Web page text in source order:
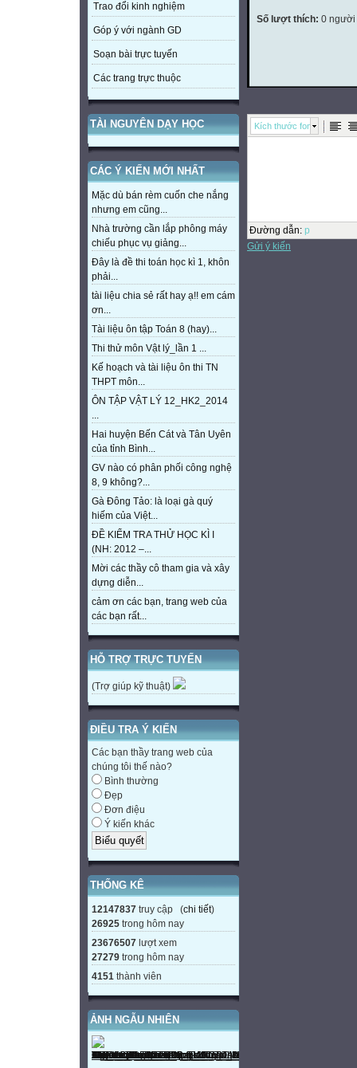
Trao đổi kinh nghiệm
Góp ý với ngành GD
Soạn bài trực tuyến
Các trang trực thuộc
TÀI NGUYÊN DẠY HỌC
CÁC Ý KIẾN MỚI NHẤT
Mặc dù bán rèm cuốn che nắng
nhưng em cũng...
Nhà trường cần lắp phông máy
chiếu phục vụ giảng...
Đây là đề thi toán học kì 1, khôn
phải...
tài liệu chia sẻ rất hay ạ!! em cám
ơn...
Tài liệu ôn tập Toán 8 (hay)...
Thi thử môn Vật lý_lần 1 ...
Kế hoạch và tài liệu ôn thi TN
THPT môn...
ÔN TẬP VẬT LÝ 12_HK2_2014
...
Hai huyện Bến Cát và Tân Uyên
của tỉnh Bình...
GV nào có phân phối công nghệ
8, 9 không?...
Gà Đông Tảo: là loại gà quý
hiếm của Việt...
ĐỀ KIỂM TRA THỬ HỌC KÌ I
(NH: 2012 –...
Mời các thầy cô tham gia và xây
dựng diễn...
cảm ơn các bạn, trang web của
các bạn rất...
HỖ TRỢ TRỰC TUYẾN
(Trợ giúp kỹ thuật)
ĐIỀU TRA Ý KIẾN
Các bạn thầy trang web của
chúng tôi thế nào?
Bình thường
Đẹp
Đơn điệu
Ý kiến khác
THỐNG KÊ
12147837 truy cập (chi tiết)
26925 trong hôm nay
23676507 lượt xem
27279 trong hôm nay
4151 thành viên
ẢNH NGẪU NHIÊN
Số lượt thích: 0 người
Kích thước font
Đường dẫn: p
Gửi ý kiến